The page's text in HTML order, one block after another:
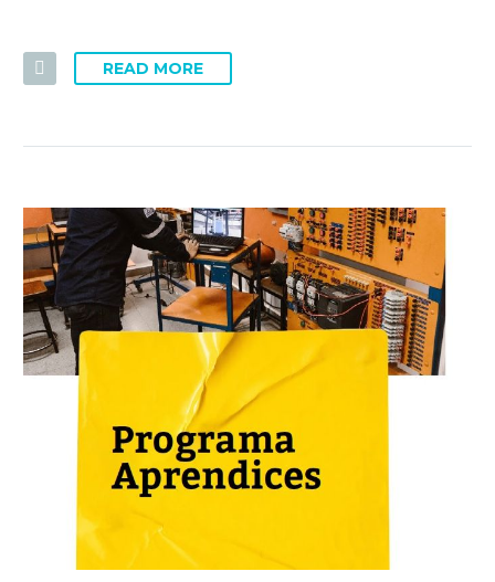
READ MORE